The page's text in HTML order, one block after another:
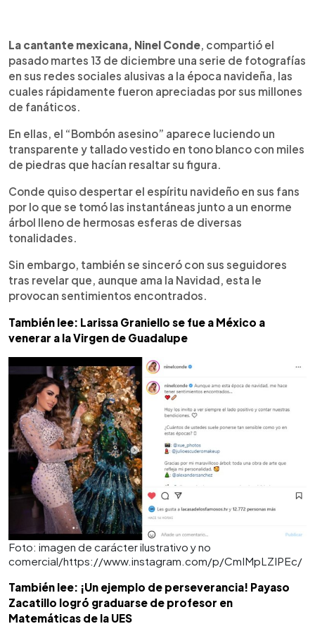
Escuchar artículo
La cantante mexicana, Ninel Conde , compartió el
pasado martes 13 de diciembre una serie de fotografías
en sus redes sociales alusivas a la época navideña, las
cuales rápidamente fueron apreciadas por sus millones
de fanáticos.
En ellas, el “Bombón asesino” aparece luciendo un
transparente y tallado vestido en tono blanco con miles
de piedras que hacían resaltar su figura.
Conde quiso despertar el espíritu navideño en sus fans
por lo que se tomó las instantáneas junto a un enorme
árbol lleno de hermosas esferas de diversas
tonalidades.
Sin embargo, también se sinceró con sus seguidores
tras revelar que, aunque ama la Navidad, esta le
provocan sentimientos encontrados.
También lee: Larissa Graniello se fue a México a
venerar a la Virgen de Guadalupe
Foto: imagen de carácter ilustrativo y no
comercial/https://www.instagram.com/p/CmIMpLZIPEc/
También lee: ¡Un ejemplo de perseverancia! Payaso
Zacatillo logró graduarse de profesor en
Matemáticas de la UES